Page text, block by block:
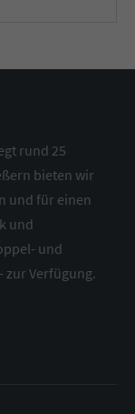
rund 25
bieten wir
und für einen
und
und
zur Verfügung.